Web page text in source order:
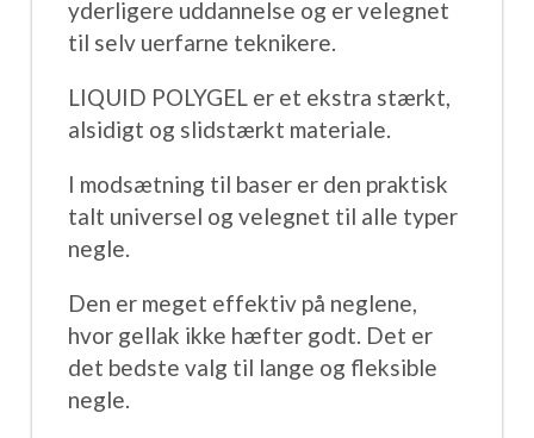
yderligere uddannelse og er velegnet
til selv uerfarne teknikere.
LIQUID POLYGEL er et ekstra stærkt,
alsidigt og slidstærkt materiale.
I modsætning til baser er den praktisk
talt universel og velegnet til alle typer
negle.
Den er meget effektiv på neglene,
hvor gellak ikke hæfter godt. Det er
det bedste valg til lange og fleksible
negle.